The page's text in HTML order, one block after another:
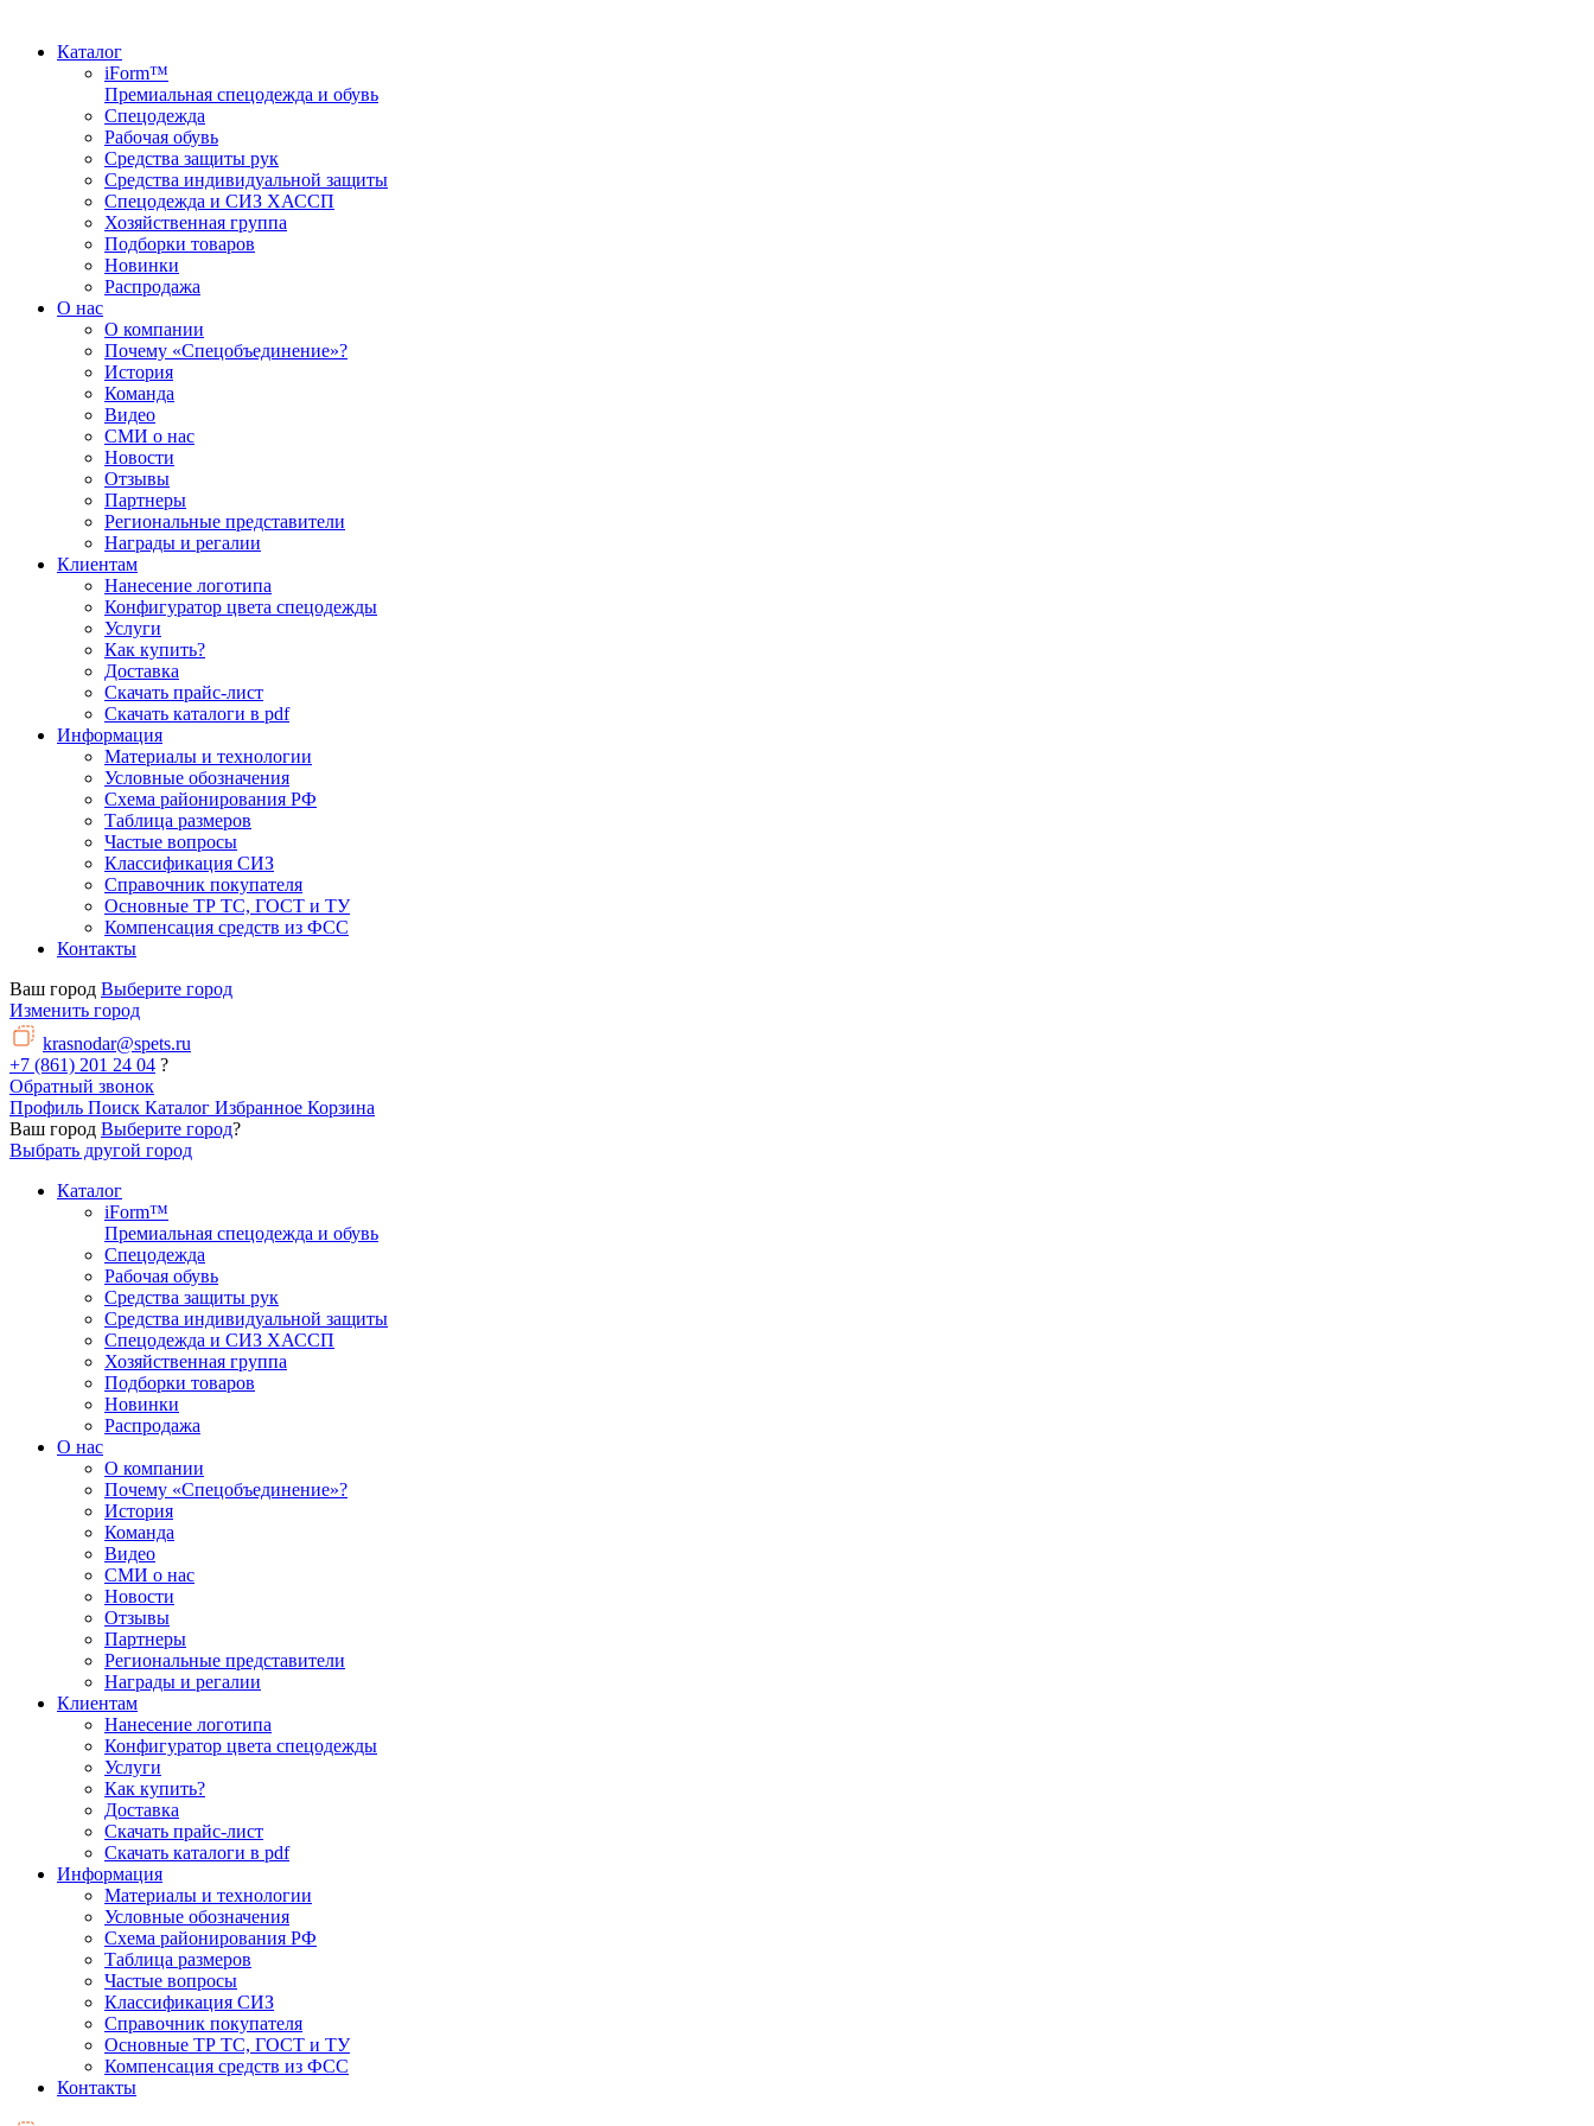
Каталог
iForm™
Премиальная спецодежда и обувь
Спецодежда
Рабочая обувь
Средства защиты рук
Средства индивидуальной защиты
Спецодежда и СИЗ ХАССП
Хозяйственная группа
Подборки товаров
Новинки
Распродажа
О нас
О компании
Почему «Спецобъединение»?
История
Команда
Видео
СМИ о нас
Новости
Отзывы
Партнеры
Региональные представители
Награды и регалии
Клиентам
Нанесение логотипа
Конфигуратор цвета спецодежды
Услуги
Как купить?
Доставка
Скачать прайс-лист
Скачать каталоги в pdf
Информация
Материалы и технологии
Условные обозначения
Схема районирования РФ
Таблица размеров
Частые вопросы
Классификация СИЗ
Справочник покупателя
Основные ТР ТС, ГОСТ и ТУ
Компенсация средств из ФСС
Контакты
Ваш город Выберите город
Изменить город
krasnodar@spets.ru
+7 (861) 201 24 04 ?
Обратный звонок
Профиль Поиск Каталог Избранное Корзина
Ваш город Выберите город?
Выбрать другой город
Каталог
iForm™
Премиальная спецодежда и обувь
Спецодежда
Рабочая обувь
Средства защиты рук
Средства индивидуальной защиты
Спецодежда и СИЗ ХАССП
Хозяйственная группа
Подборки товаров
Новинки
Распродажа
О нас
О компании
Почему «Спецобъединение»?
История
Команда
Видео
СМИ о нас
Новости
Отзывы
Партнеры
Региональные представители
Награды и регалии
Клиентам
Нанесение логотипа
Конфигуратор цвета спецодежды
Услуги
Как купить?
Доставка
Скачать прайс-лист
Скачать каталоги в pdf
Информация
Материалы и технологии
Условные обозначения
Схема районирования РФ
Таблица размеров
Частые вопросы
Классификация СИЗ
Справочник покупателя
Основные ТР ТС, ГОСТ и ТУ
Компенсация средств из ФСС
Контакты